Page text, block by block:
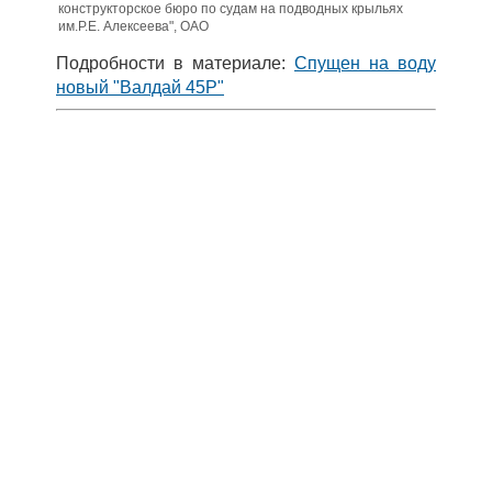
конструкторское бюро по судам на подводных крыльях
им.Р.Е. Алексеева", ОАО
Подробности в материале: Спущен на воду
новый "Валдай 45Р"